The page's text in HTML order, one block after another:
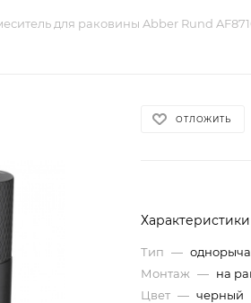
для раковины Abber Rund
ОТЛОЖИТЬ
Характеристики
Тип —
Монтаж — на
Цвет — черный